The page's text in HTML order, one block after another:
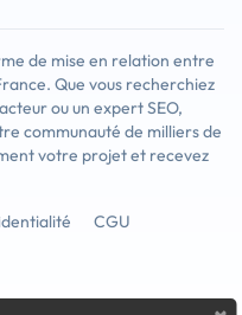
de mise en relation entre
Que vous recherchiez
ou un expert SEO,
communauté de milliers de
votre projet et recevez
CGU